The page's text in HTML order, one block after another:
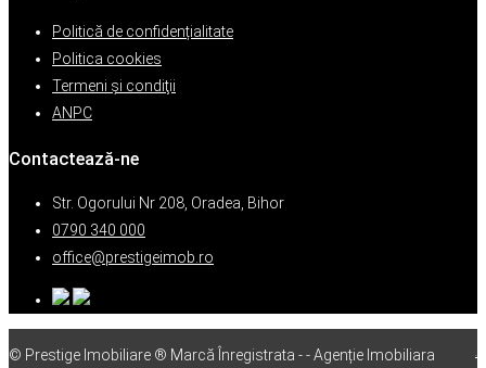
Politică de confidențialitate
Politica cookies
Termeni şi condiţii
ANPC
Contactează-ne
Str. Ogorului Nr 208, Oradea, Bihor
0790 340 000
office@prestigeimob.ro
© Prestige Imobiliare ® Marcă Înregistrata - - Agenție Imobiliara